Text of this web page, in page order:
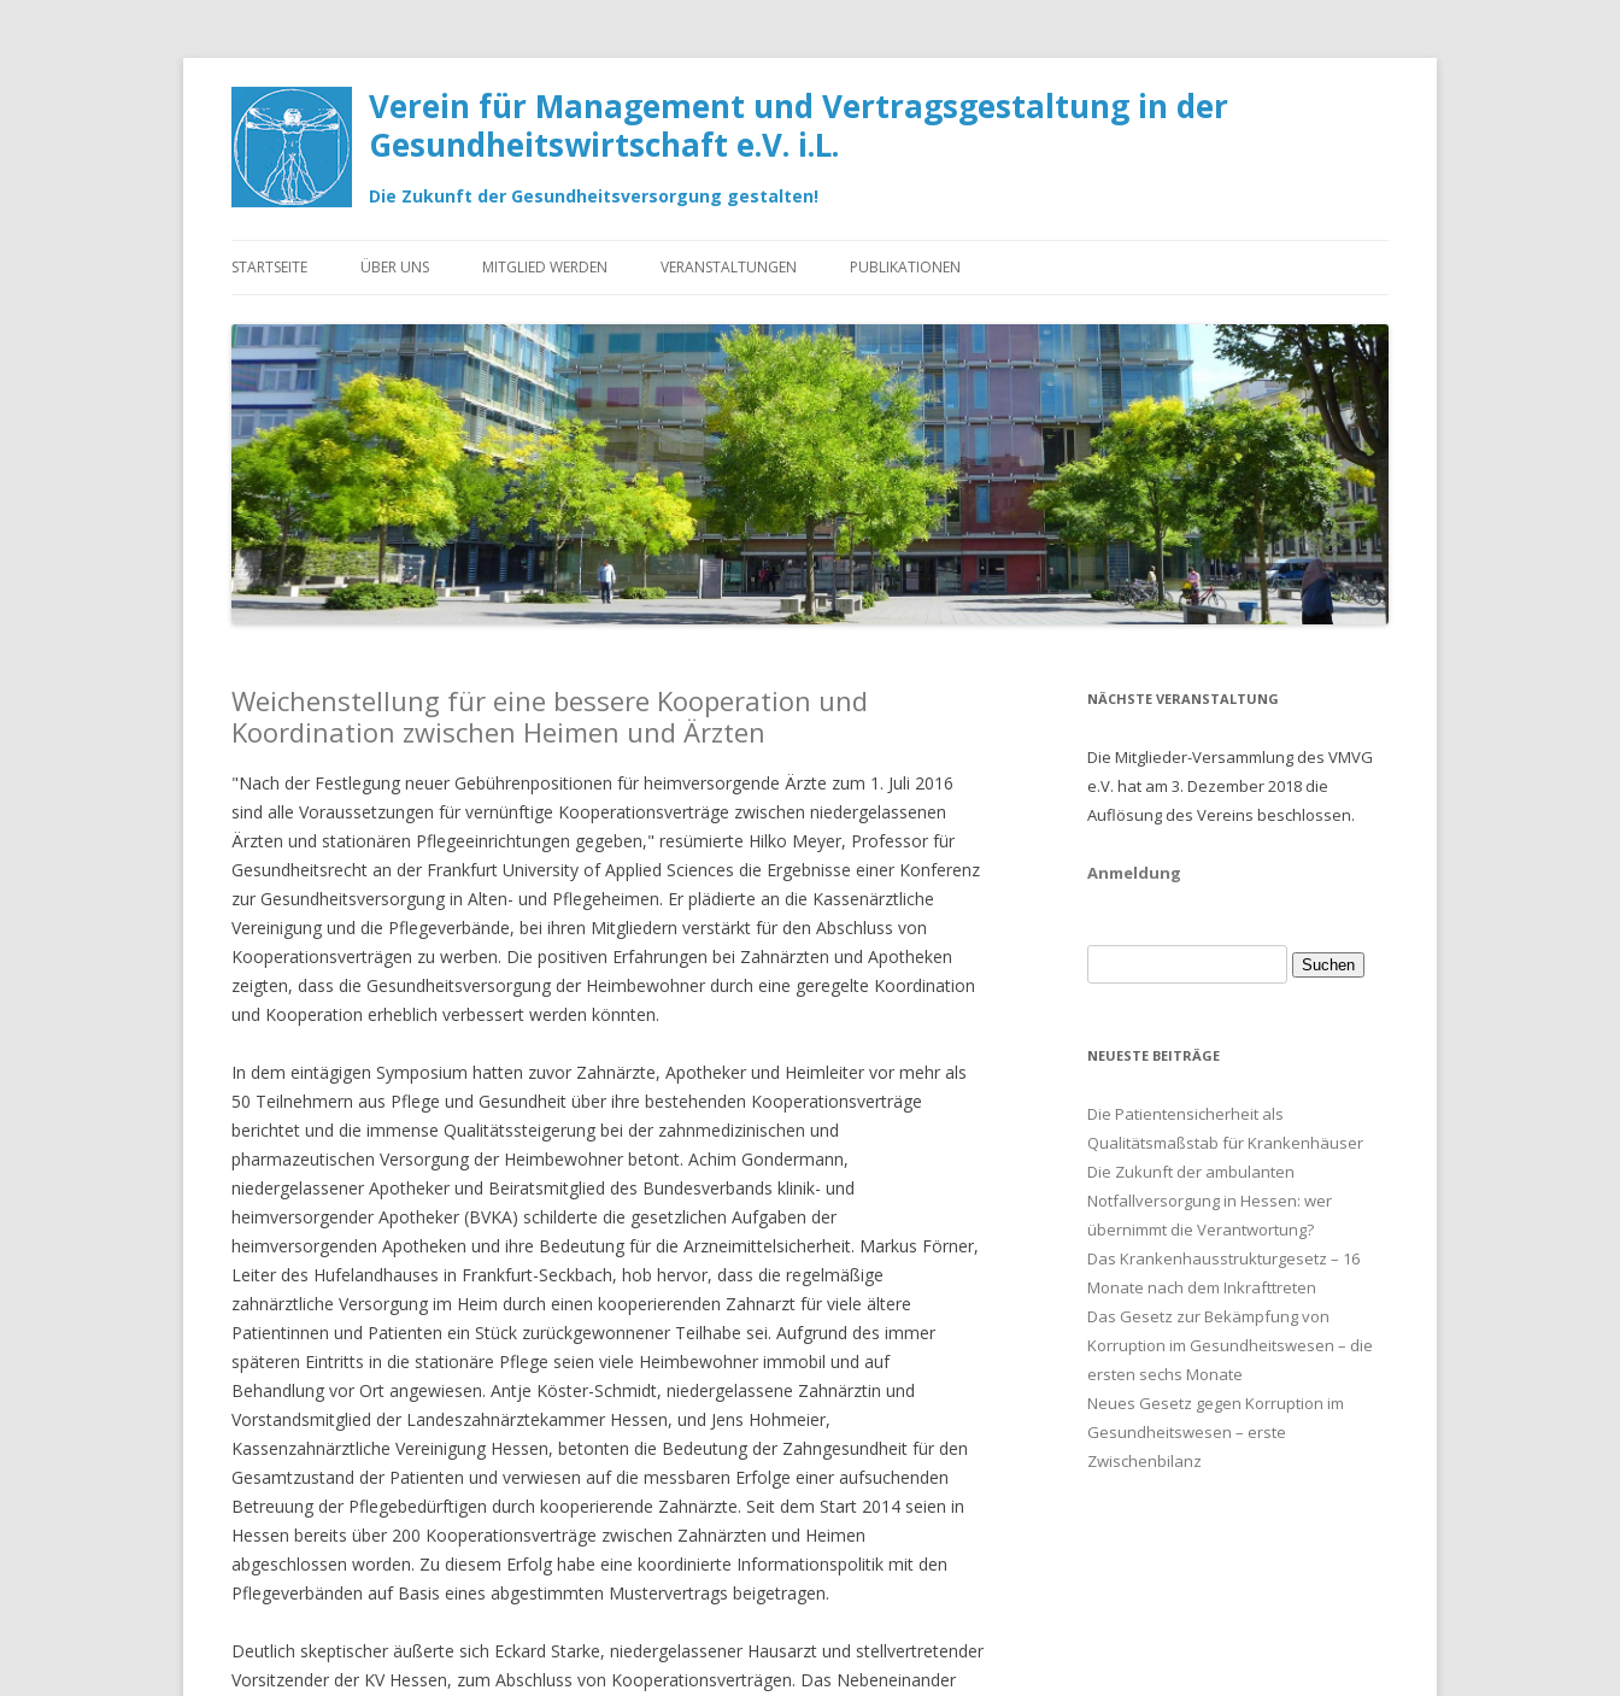
Verein für Management und Vertragsgestaltung in der
Gesundheitswirtschaft e.V. i.L.
Die Zukunft der Gesundheitsversorgung gestalten!
STARTSEITE ÜBER UNS MITGLIED WERDEN VERANSTALTUNGEN PUBLIKATIONEN
Weichenstellung für eine bessere Kooperation und
Koordination zwischen Heimen und Ärzten
"Nach der Festlegung neuer Gebührenpositionen für heimversorgende Ärzte zum 1. Juli 2016
sind alle Voraussetzungen für vernünftige Kooperationsverträge zwischen niedergelassenen
Ärzten und stationären Pflegeeinrichtungen gegeben," resümierte Hilko Meyer, Professor für
Gesundheitsrecht an der Frankfurt University of Applied Sciences die Ergebnisse einer Konferenz
zur Gesundheitsversorgung in Alten- und Pflegeheimen. Er plädierte an die Kassenärztliche
Vereinigung und die Pflegeverbände, bei ihren Mitgliedern verstärkt für den Abschluss von
Kooperationsverträgen zu werben. Die positiven Erfahrungen bei Zahnärzten und Apotheken
zeigten, dass die Gesundheitsversorgung der Heimbewohner durch eine geregelte Koordination
und Kooperation erheblich verbessert werden könnten.
In dem eintägigen Symposium hatten zuvor Zahnärzte, Apotheker und Heimleiter vor mehr als
50 Teilnehmern aus Pflege und Gesundheit über ihre bestehenden Kooperationsverträge
berichtet und die immense Qualitätssteigerung bei der zahnmedizinischen und
pharmazeutischen Versorgung der Heimbewohner betont. Achim Gondermann,
niedergelassener Apotheker und Beiratsmitglied des Bundesverbands klinik- und
heimversorgender Apotheker (BVKA) schilderte die gesetzlichen Aufgaben der
heimversorgenden Apotheken und ihre Bedeutung für die Arzneimittelsicherheit. Markus Förner,
Leiter des Hufelandhauses in Frankfurt-Seckbach, hob hervor, dass die regelmäßige
zahnärztliche Versorgung im Heim durch einen kooperierenden Zahnarzt für viele ältere
Patientinnen und Patienten ein Stück zurückgewonnener Teilhabe sei. Aufgrund des immer
späteren Eintritts in die stationäre Pflege seien viele Heimbewohner immobil und auf
Behandlung vor Ort angewiesen. Antje Köster-Schmidt, niedergelassene Zahnärztin und
Vorstandsmitglied der Landeszahnärztekammer Hessen, und Jens Hohmeier,
Kassenzahnärztliche Vereinigung Hessen, betonten die Bedeutung der Zahngesundheit für den
Gesamtzustand der Patienten und verwiesen auf die messbaren Erfolge einer aufsuchenden
Betreuung der Pflegebedürftigen durch kooperierende Zahnärzte. Seit dem Start 2014 seien in
Hessen bereits über 200 Kooperationsverträge zwischen Zahnärzten und Heimen
abgeschlossen worden. Zu diesem Erfolg habe eine koordinierte Informationspolitik mit den
Pflegeverbänden auf Basis eines abgestimmten Mustervertrags beigetragen.
Deutlich skeptischer äußerte sich Eckard Starke, niedergelassener Hausarzt und stellvertretender
Vorsitzender der KV Hessen, zum Abschluss von Kooperationsverträgen. Das Nebeneinander
NÄCHSTE VERANSTALTUNG
Die Mitglieder-Versammlung des VMVG
e.V. hat am 3. Dezember 2018 die
Auflösung des Vereins beschlossen.
Anmeldung
nach:
NEUESTE BEITRÄGE
Die Patientensicherheit als
Qualitätsmaßstab für Krankenhäuser
Die Zukunft der ambulanten
Notfallversorgung in Hessen: wer
übernimmt die Verantwortung?
Das Krankenhausstrukturgesetz – 16
Monate nach dem Inkrafttreten
Das Gesetz zur Bekämpfung von
Korruption im Gesundheitswesen – die
ersten sechs Monate
Neues Gesetz gegen Korruption im
Gesundheitswesen – erste
Zwischenbilanz